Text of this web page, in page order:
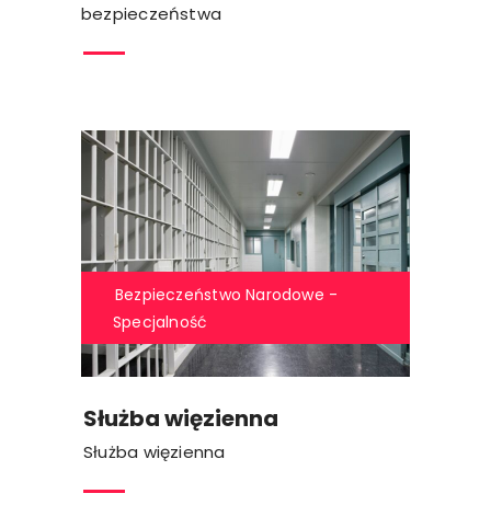
bezpieczeństwa
Bezpieczeństwo Narodowe -
Specjalność
Służba więzienna
Służba więzienna